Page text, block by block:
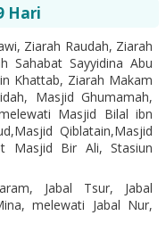
Hari
Ziarah Raudah, Ziarah
Sahabat Sayyidina Abu
Khattab, Ziarah Makam
Masjid Ghumamah,
Masjid Bilal ibn
Qiblatain,Masjid
Masjid Bir Ali, Stasiun
Jabal Tsur, Jabal
melewati Jabal Nur,